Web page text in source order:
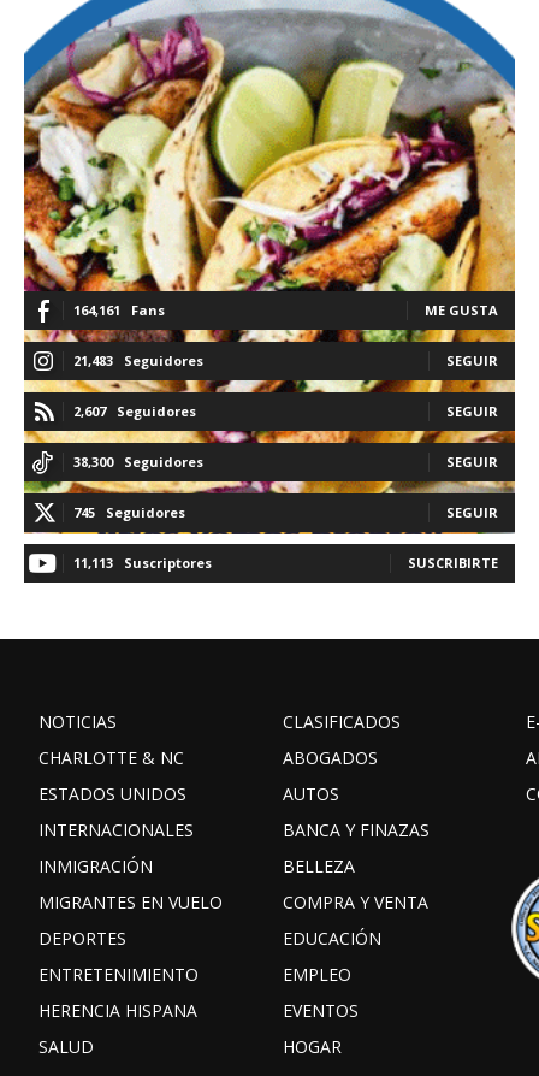
164,161 Fans ME GUSTA
21,483 Seguidores SEGUIR
2,607 Seguidores SEGUIR
38,300 Seguidores SEGUIR
745 Seguidores SEGUIR
11,113 Suscriptores SUSCRIBIRTE
NOTICIAS
CHARLOTTE & NC
ESTADOS UNIDOS
INTERNACIONALES
INMIGRACIÓN
MIGRANTES EN VUELO
DEPORTES
ENTRETENIMIENTO
HERENCIA HISPANA
SALUD
CLASIFICADOS
ABOGADOS
AUTOS
BANCA Y FINAZAS
BELLEZA
COMPRA Y VENTA
EDUCACIÓN
EMPLEO
EVENTOS
HOGAR